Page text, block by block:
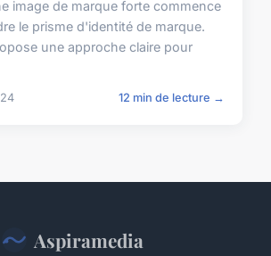
image de marque forte commence
le prisme d'identité de marque.
une approche claire pour
12 min de lecture →
Aspiramedia